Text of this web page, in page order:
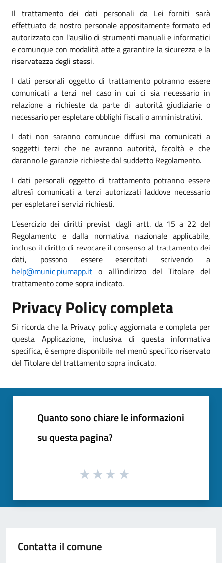
Il trattamento dei dati personali da Lei forniti sarà
effettuato da nostro personale appositamente formato ed
autorizzato con l'ausilio di strumenti manuali e informatici
e comunque con modalità atte a garantire la sicurezza e la
riservatezza degli stessi.
I dati personali oggetto di trattamento potranno essere
comunicati a terzi nel caso in cui ci sia necessario in
relazione a richieste da parte di autorità giudiziarie o
necessario per espletare obblighi fiscali o amministrativi.
I dati non saranno comunque diffusi ma comunicati a
soggetti terzi che ne avranno autorità, facoltà e che
daranno le garanzie richieste dal suddetto Regolamento.
I dati personali oggetto di trattamento potranno essere
altresì comunicati a terzi autorizzati laddove necessario
per espletare i servizi richiesti.
L’esercizio dei diritti previsti dagli artt. da 15 a 22 del
Regolamento e dalla normativa nazionale applicabile,
incluso il diritto di revocare il consenso al trattamento dei
dati, possono essere esercitati scrivendo a
help@municipiumapp.it o all’indirizzo del Titolare del
trattamento come sopra indicato.
Privacy Policy completa
Si ricorda che la Privacy policy aggiornata e completa per
questa Applicazione, inclusiva di questa informativa
specifica, è sempre disponibile nel menù specifico riservato
del Titolare del trattamento sopra indicato.
Quanto sono chiare le informazioni
su questa pagina?
Contatta il comune